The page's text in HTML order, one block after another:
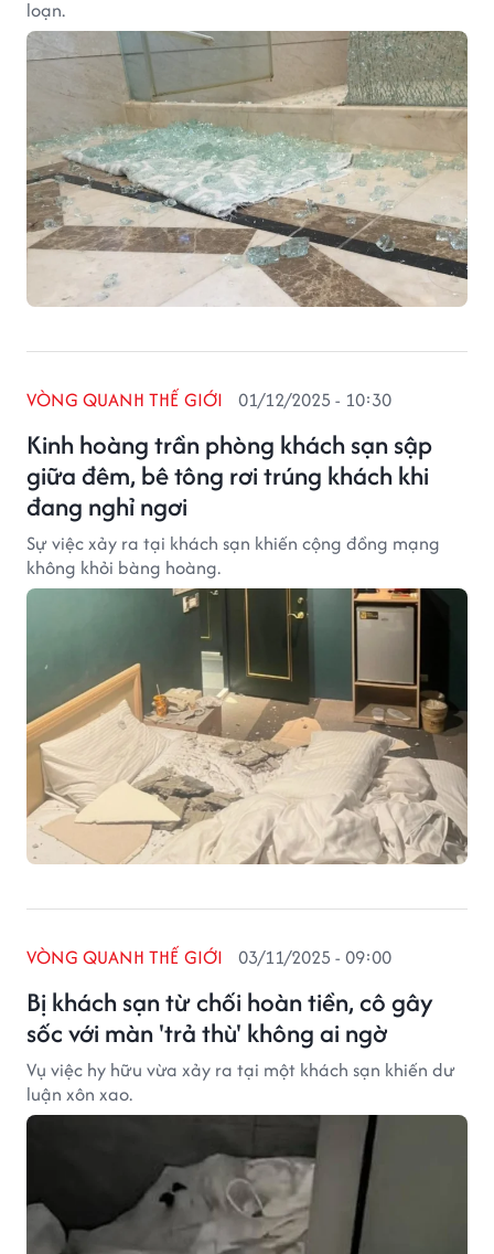
loạn.
Kinh hoàng trần phòng khách sạn sập
giữa đêm, bê tông rơi trúng khách khi
đang nghỉ ngơi
VÒNG QUANH THẾ GIỚI 01/12/2025 - 10:30
Sự việc xảy ra tại khách sạn khiến cộng đồng mạng
không khỏi bàng hoàng.
Bị khách sạn từ chối hoàn tiền, cô gây
sốc với màn 'trả thù' không ai ngờ
VÒNG QUANH THẾ GIỚI 03/11/2025 - 09:00
Vụ việc hy hữu vừa xảy ra tại một khách sạn khiến dư
luận xôn xao.